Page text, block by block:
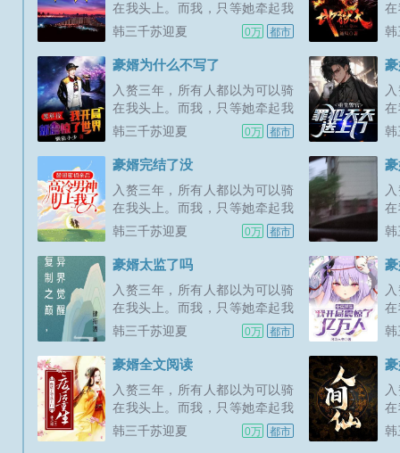
在我头上。而我，只等她牵起我
的手，便可以给她整个世界。新
欢的多多支持，点个收藏，谢谢
韩三千苏迎夏 0万 都市 韩
豪婿为什么不写了
入赘三年，所有人都以为可以骑
在我头上。而我，只等她牵起我
的手，便可以给她整个世界。新
欢的多多支持，点个收藏，谢谢
韩三千苏迎夏 0万 都市 韩
豪婿完结了没
入赘三年，所有人都以为可以骑
在我头上。而我，只等她牵起我
的手，便可以给她整个世界。新
欢的多多支持，点个收藏，谢谢
韩三千苏迎夏 0万 都市 韩
豪婿太监了吗
入赘三年，所有人都以为可以骑
在我头上。而我，只等她牵起我
的手，便可以给她整个世界。新
欢的多多支持，点个收藏，谢谢
韩三千苏迎夏 0万 都市 韩
豪婿全文阅读
入赘三年，所有人都以为可以骑
在我头上。而我，只等她牵起我
的手，便可以给她整个世界。新
韩三千苏迎夏 0万 都市 韩